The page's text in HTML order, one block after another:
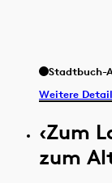
Stadtbuch-
Weitere
‹Zum
zum